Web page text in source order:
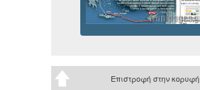
Επιστροφή στην κορυφή